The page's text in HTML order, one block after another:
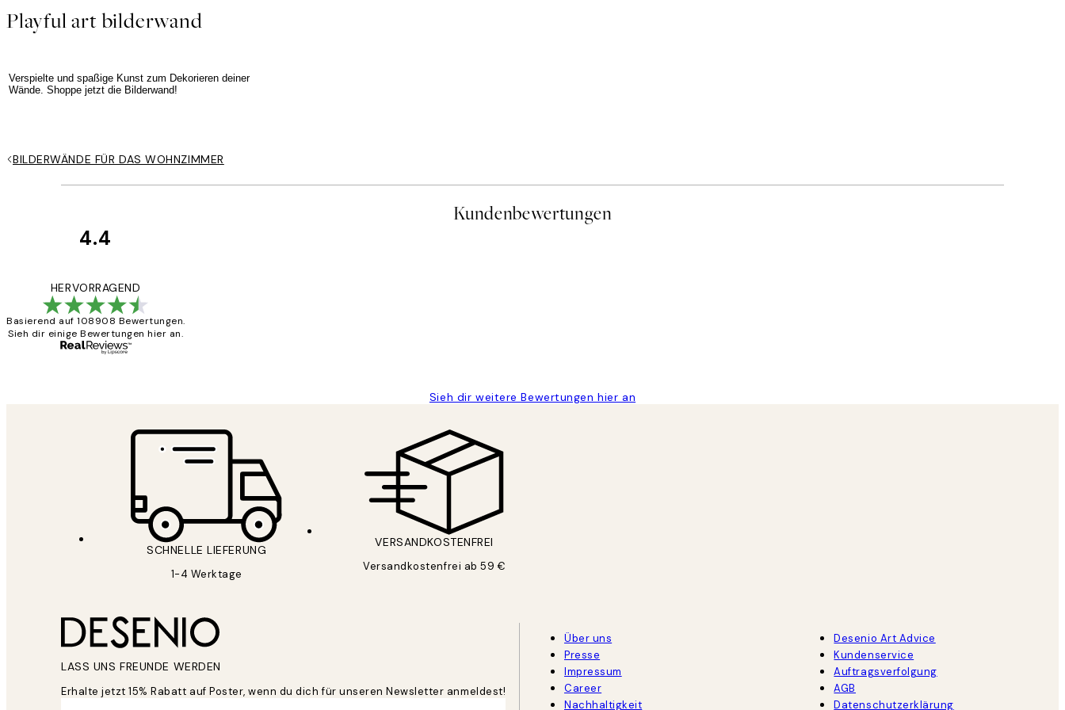
Playful art bilderwand
Verspielte und spaßige Kunst zum Dekorieren deiner
Wände. Shoppe jetzt die Bilderwand!
BILDERWÄNDE FÜR DAS WOHNZIMMER
Kundenbewertungen
4.4
HERVORRAGEND
Basierend auf 108908 Bewertungen.
Sieh dir einige Bewertungen hier an.
Sieh dir weitere Bewertungen hier an
SCHNELLE LIEFERUNG
1-4 Werktage
VERSANDKOSTENFREI
Versandkostenfrei ab 59 €
LASS UNS FREUNDE WERDEN
Erhalte jetzt 15% Rabatt auf Poster, wenn du dich für unseren Newsletter anmeldest!
Über uns
Presse
Impressum
Career
Nachhaltigkeit
Desenio Art Advice
Kundenservice
Auftragsverfolgung
AGB
Datenschutzerklärung